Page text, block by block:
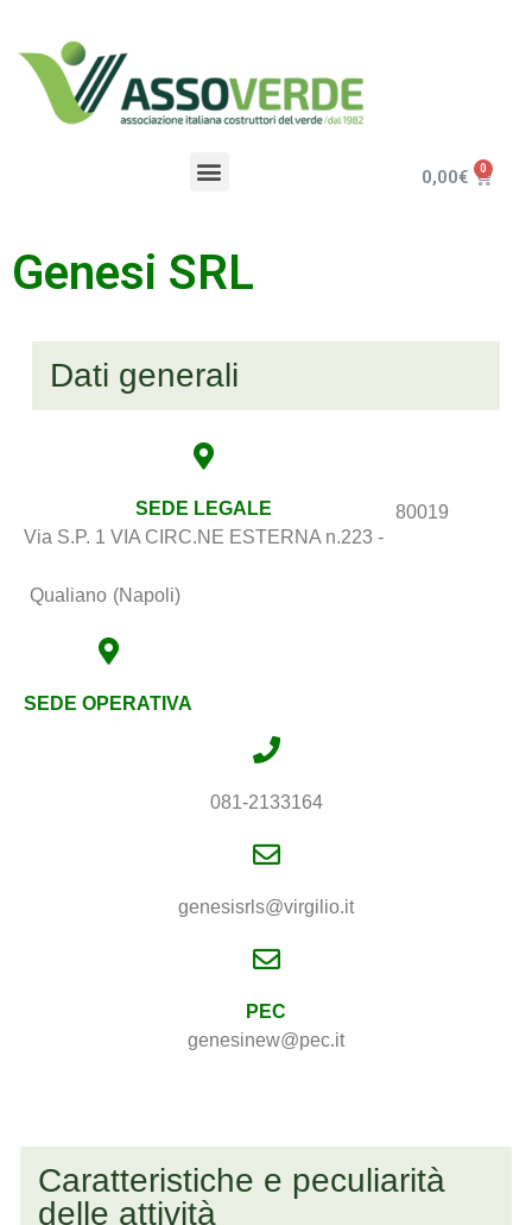
0,00€
Genesi SRL
Dati generali
SEDE LEGALE
Via S.P. 1 VIA CIRC.NE ESTERNA n.223 -
80019
Qualiano (Napoli)
SEDE OPERATIVA
081-2133164
genesisrls@virgilio.it
PEC
genesinew@pec.it
Caratteristiche e peculiarità
delle attività